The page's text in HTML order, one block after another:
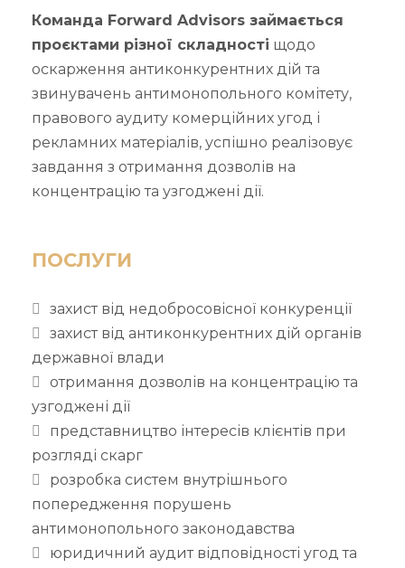
Команда Forward Advisors займається
проєктами різної складності щодо
оскарження антиконкурентних дій та
звинувачень антимонопольного комітету,
правового аудиту комерційних угод і
рекламних матеріалів, успішно реалізовує
завдання з отримання дозволів на
концентрацію та узгоджені дії.
ПОСЛУГИ
захист від недобросовісної конкуренції
захист від антиконкурентних дій органів
державної влади
отримання дозволів на концентрацію та
узгоджені дії
представництво інтересів клієнтів при
розгляді скарг
розробка систем внутрішнього
попередження порушень
антимонопольного законодавства
юридичний аудит відповідності угод та